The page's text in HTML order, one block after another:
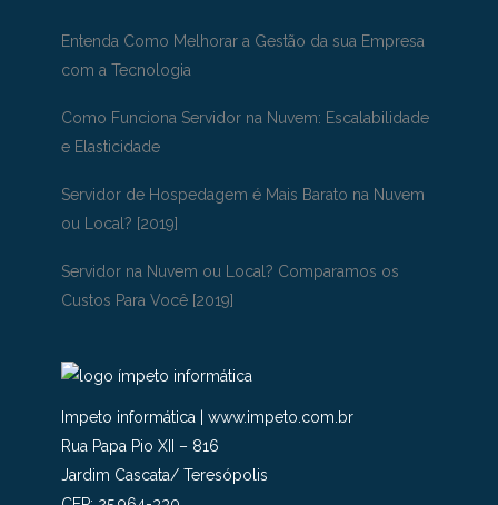
Entenda Como Melhorar a Gestão da sua Empresa
com a Tecnologia
Como Funciona Servidor na Nuvem: Escalabilidade
e Elasticidade
Servidor de Hospedagem é Mais Barato na Nuvem
ou Local? [2019]
Servidor na Nuvem ou Local? Comparamos os
Custos Para Você [2019]
Impeto informática
www.impeto.com.br
Rua Papa Pio XII – 816
Jardim Cascata/ Teresópolis